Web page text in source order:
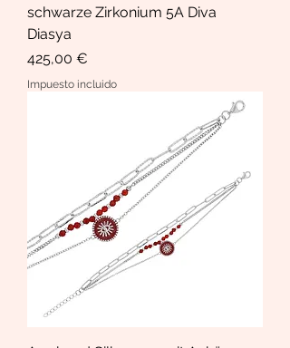
schwarze Zirkonium 5A Diva
Diasya
Precio
425,00 €
Impuesto incluido